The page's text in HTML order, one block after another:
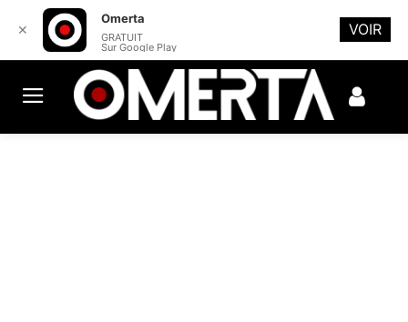
✕
Omerta
GRATUIT
Sur Google Play
VOIR